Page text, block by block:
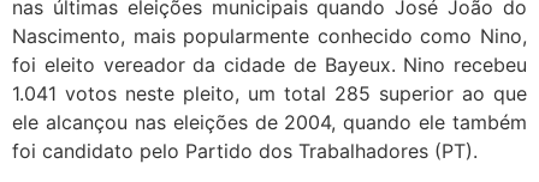
nas últimas eleições municipais quando José João do
Nascimento, mais popularmente conhecido como Nino,
foi eleito vereador da cidade de Bayeux. Nino recebeu
1.041 votos neste pleito, um total 285 superior ao que
ele alcançou nas eleições de 2004, quando ele também
foi candidato pelo Partido dos Trabalhadores (PT).